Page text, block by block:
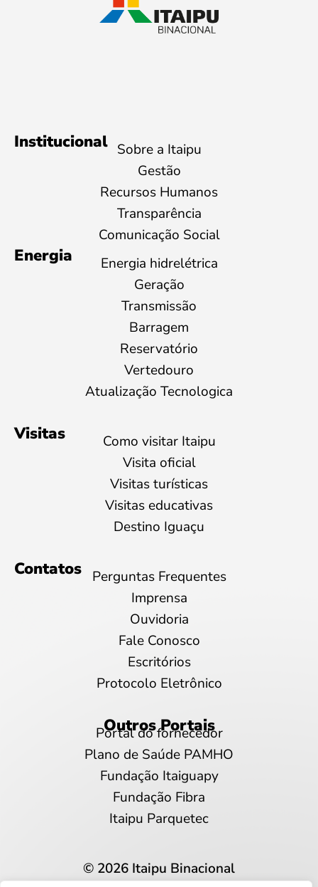
Institucional Sobre a Itaipu
Gestão
Recursos Humanos
Transparência
Comunicação Social
Energia
Energia hidrelétrica
Geração
Transmissão
Barragem
Reservatório
Vertedouro
Atualização Tecnologica
Visitas
Como visitar Itaipu
Visita oficial
Visitas turísticas
Visitas educativas
Destino Iguaçu
Contatos
Perguntas Frequentes
Imprensa
Ouvidoria
Fale Conosco
Escritórios
Protocolo Eletrônico
Outros Portais
Portal do fornecedor
Plano de Saúde PAMHO
Fundação Itaiguapy
Fundação Fibra
Itaipu Parquetec
© 2026 Itaipu Binacional